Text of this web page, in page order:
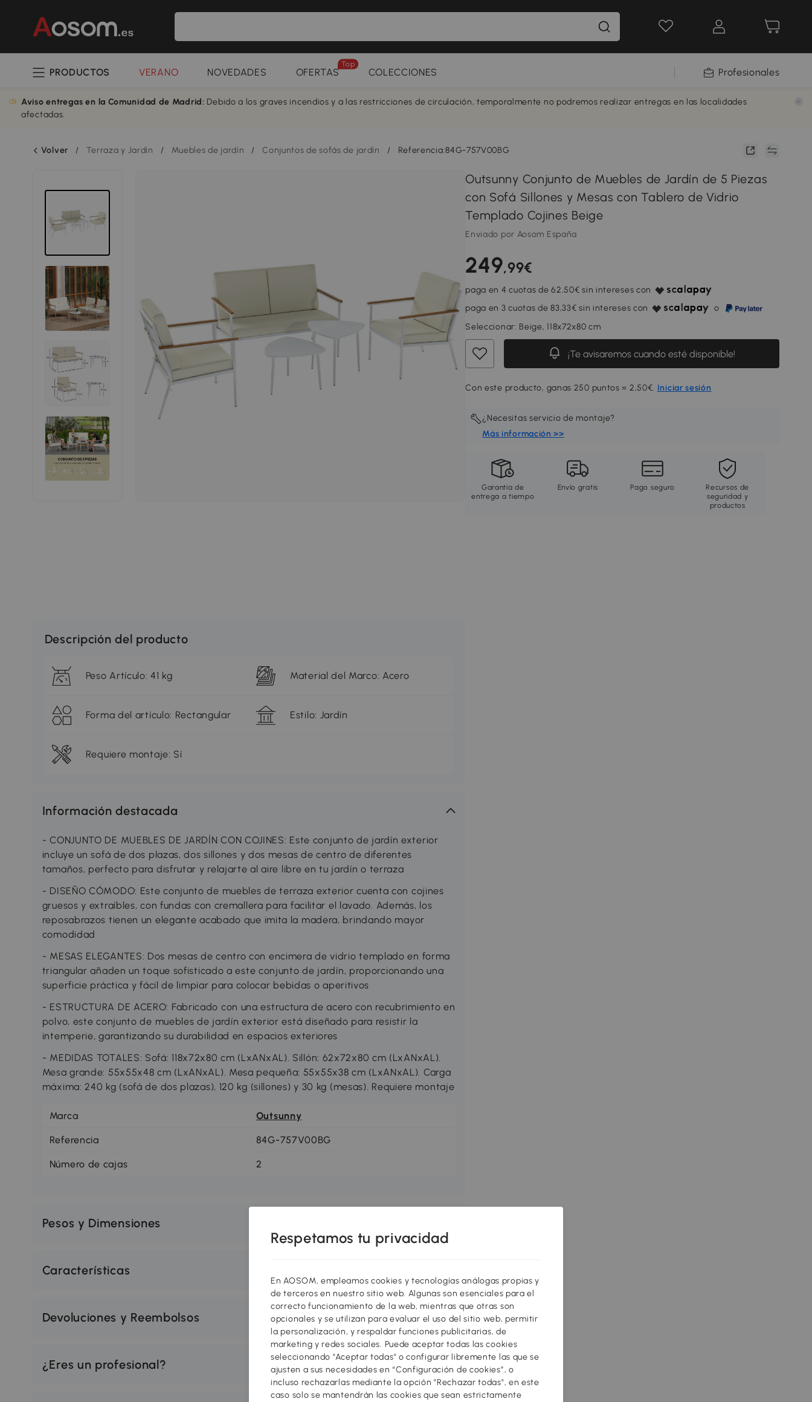
PRODUCTOS VERANO NOVEDADES OFERTAS
Top
COLECCIONES Profesionales
Aviso entregas en la Comunidad de Madrid: Debido a los graves incendios y a las restricciones de circulación, temporalmente no podremos realizar entregas en las localidades
afectadas.
Volver / Terraza y Jardín / Muebles de jardín / Conjuntos de sofás de jardín / Referencia:84G-757V00BG
Outsunny Conjunto de Muebles de Jardín de 5 Piezas
con Sofá Sillones y Mesas con Tablero de Vidrio
Templado Cojines Beige
Enviado por Aosom España
249,99€
paga en 4 cuotas de 62,50€ sin intereses con
paga en 3 cuotas de 83,33€ sin intereses con
o
Seleccionar: Beige, 118x72x80 cm
¡Te avisaremos cuando esté disponible!
Con este producto, ganas 250 puntos = 2,50€. Iniciar sesión
¿Necesitas servicio de montaje?
Más información >>
Garantía de
entrega a tiempo
Envío gratis Pago seguro
Recursos de
seguridad y
productos
Descripción del producto
Peso Artículo: 41 kg Material del Marco: Acero
Forma del artículo: Rectangular Estilo: Jardín
Requiere montaje: Sí
Información destacada
- CONJUNTO DE MUEBLES DE JARDÍN CON COJINES: Este conjunto de jardín exterior
incluye un sofá de dos plazas, dos sillones y dos mesas de centro de diferentes
tamaños, perfecto para disfrutar y relajarte al aire libre en tu jardín o terraza
- DISEÑO CÓMODO: Este conjunto de muebles de terraza exterior cuenta con cojines
gruesos y extraíbles, con fundas con cremallera para facilitar el lavado. Además, los
reposabrazos tienen un elegante acabado que imita la madera, brindando mayor
comodidad
- MESAS ELEGANTES: Dos mesas de centro con encimera de vidrio templado en forma
triangular añaden un toque sofisticado a este conjunto de jardín, proporcionando una
superficie práctica y fácil de limpiar para colocar bebidas o aperitivos
- ESTRUCTURA DE ACERO: Fabricado con una estructura de acero con recubrimiento en
polvo, este conjunto de muebles de jardín exterior está diseñado para resistir la
intemperie, garantizando su durabilidad en espacios exteriores
- MEDIDAS TOTALES: Sofá: 118x72x80 cm (LxANxAL). Sillón: 62x72x80 cm (LxANxAL).
Mesa grande: 55x55x48 cm (LxANxAL). Mesa pequeña: 55x55x38 cm (LxANxAL). Carga
máxima: 240 kg (sofá de dos plazas), 120 kg (sillones) y 30 kg (mesas). Requiere montaje
Marca Outsunny
Referencia 84G-757V00BG
Número de cajas 2
Pesos y Dimensiones
Características
Devoluciones y Reembolsos
¿Eres un profesional?
Respetamos tu privacidad
En AOSOM, empleamos cookies y tecnologías análogas propias y
de terceros en nuestro sitio web. Algunas son esenciales para el
correcto funcionamiento de la web, mientras que otras son
opcionales y se utilizan para evaluar el uso del sitio web, permitir
la personalización, y respaldar funciones publicitarias, de
marketing y redes sociales. Puede aceptar todas las cookies
seleccionando "Aceptar todas" o configurar libremente las que se
ajusten a sus necesidades en “Configuración de cookies”, o
incluso rechazarlas mediante la opción "Rechazar todas", en este
caso solo se mantendrán las cookies que sean estrictamente